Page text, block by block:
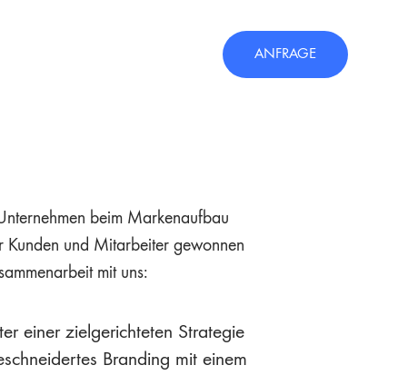
ANFRAGE
beim Markenaufbau
Kunden und Mitarbeiter gewonnen
mit uns:
einer zielgerichteten Strategie
Branding mit einem